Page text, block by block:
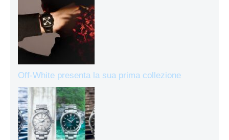
Off-White presenta la sua prima collezione